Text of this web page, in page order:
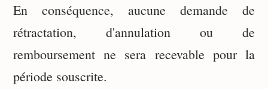
En conséquence, aucune demande de
rétractation, d'annulation ou de
remboursement ne sera recevable pour la
période souscrite.